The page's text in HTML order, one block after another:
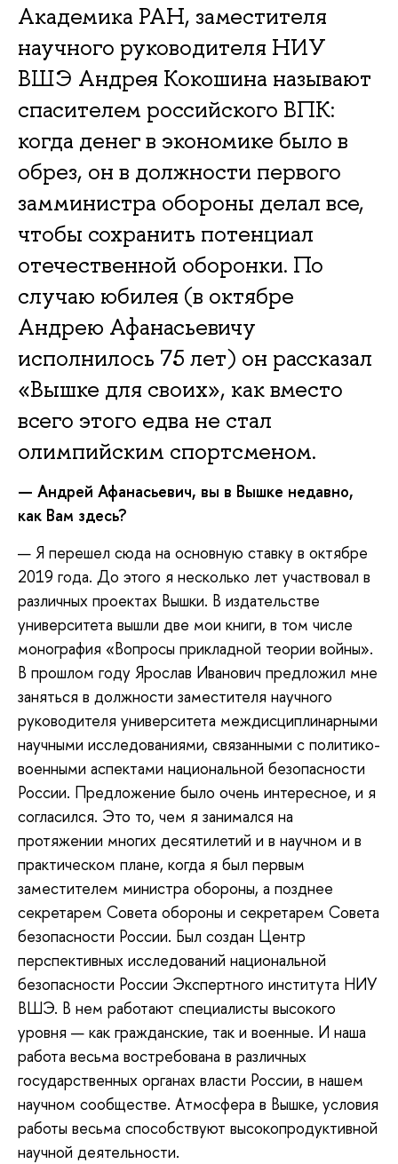
Академика РАН, заместителя
научного руководителя НИУ
ВШЭ Андрея Кокошина называют
спасителем российского ВПК:
когда денег в экономике было в
обрез, он в должности первого
замминистра обороны делал все,
чтобы сохранить потенциал
отечественной оборонки. По
случаю юбилея (в октябре
Андрею Афанасьевичу
исполнилось 75 лет) он рассказал
«Вышке для своих», как вместо
всего этого едва не стал
олимпийским спортсменом.
— Андрей Афанасьевич, вы в Вышке недавно,
как Вам здесь?
— Я перешел сюда на основную ставку в октябре
2019 года. До этого я несколько лет участвовал в
различных проектах Вышки. В издательстве
университета вышли две мои книги, в том числе
монография «Вопросы прикладной теории войны».
В прошлом году Ярослав Иванович предложил мне
заняться в должности заместителя научного
руководителя университета междисциплинарными
научными исследованиями, связанными с политико-
военными аспектами национальной безопасности
России. Предложение было очень интересное, и я
согласился. Это то, чем я занимался на
протяжении многих десятилетий и в научном и в
практическом плане, когда я был первым
заместителем министра обороны, а позднее
секретарем Совета обороны и секретарем Совета
безопасности России. Был создан Центр
перспективных исследований национальной
безопасности России Экспертного института НИУ
ВШЭ. В нем работают специалисты высокого
уровня — как гражданские, так и военные. И наша
работа весьма востребована в различных
государственных органах власти России, в нашем
научном сообществе. Атмосфера в Вышке, условия
работы весьма способствуют высокопродуктивной
научной деятельности.